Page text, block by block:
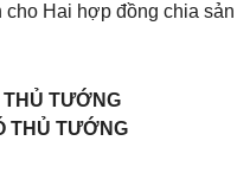
Hai hợp đồng chia sản
THỦ TƯỚNG
THỦ TƯỚNG